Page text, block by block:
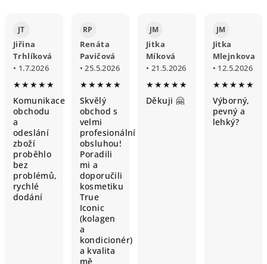
JT
Jiřina
Trhlíková
• 1.7.2026
★★★★★
Komunikace
obchodu
a
odeslání
zboží
proběhlo
bez
problémů,
rychlé
dodání
RP
Renáta
Pavičová
• 25.5.2026
★★★★★
Skvělý
obchod s
velmi
profesionální
obsluhou!
Poradili
mi a
doporučili
kosmetiku
True
Iconic
(kolagen
a
kondicionér)
a kvalita
mě
JM
Jitka
Míková
• 21.5.2026
★★★★★
Děkuji 🤗
JM
Jitka
Mlejnkova
• 12.5.2026
★★★★★
Výborný,
pevný a
lehký?